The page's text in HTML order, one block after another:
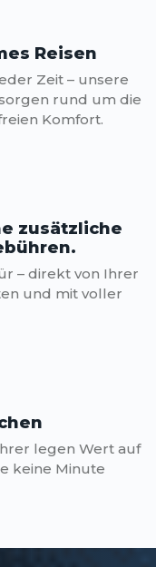
Reisen
Zeit – unsere
rund um die
Komfort.
zusätzliche
– direkt von Ihrer
und mit voller
legen Wert auf
keine Minute